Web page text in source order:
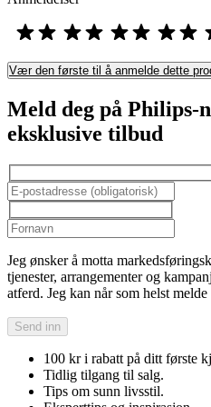
Vær den første til å anmelde dette
Meld deg på Philips-
eksklusive tilbud
Jeg ønsker å motta
tjenester, arrangementer og
atferd. Jeg kan når som helst melde
Send inn
100 kr i rabatt på ditt første
Tidlig tilgang til salg.
Tips om sunn livsstil.